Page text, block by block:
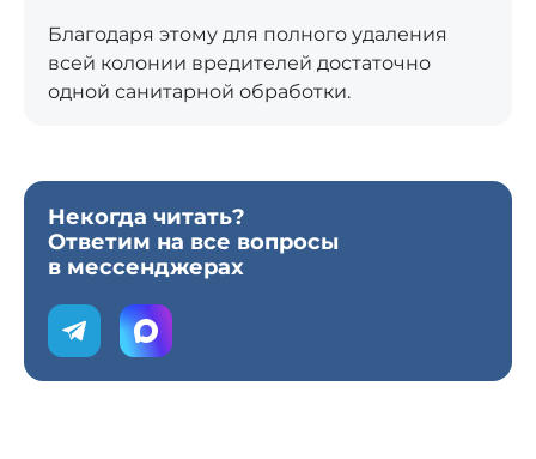
Благодаря этому для полного удаления
всей колонии вредителей достаточно
одной санитарной обработки.
Некогда читать?
Ответим на все вопросы
в мессенджерах